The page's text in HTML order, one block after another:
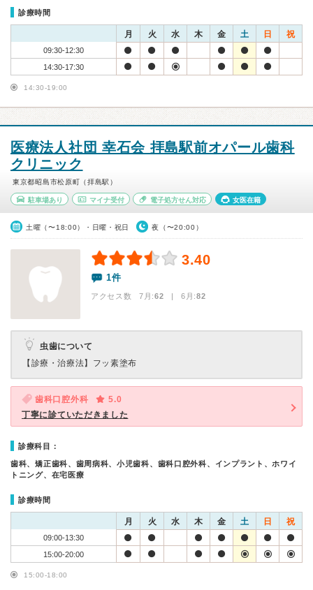
診療時間
月 火 水 木 金 土 日 祝
09:30-12:30
14:30-17:30
14:30-19:00
医療法人社団 幸石会 拝島駅前オパール歯科
クリニック
東京都昭島市松原町（拝島駅）
駐車場あり マイナ受付 電子処方せん対応 女医在籍
土曜（〜18:00）・日曜・祝日 夜（〜20:00）
3.40
1件
アクセス数 7月:62 | 6月:82
虫歯について
【診療・治療法】 フッ素塗布
歯科口腔外科
5.0
丁寧に診ていただきました
診療科目：
歯科、矯正歯科、歯周病科、小児歯科、歯科口腔外科、インプラント、ホワイ
トニング、在宅医療
診療時間
月 火 水 木 金 土 日 祝
09:00-13:30
15:00-20:00
15:00-18:00